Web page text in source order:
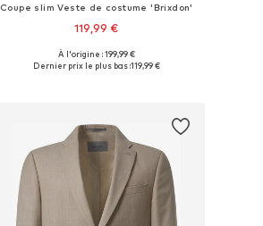
Coupe slim Veste de costume 'Brixdon'
119,99 €
Tailles disponibles: 44, 48, 54, 94, 102
À l'origine : 199,99 €
Dernier prix le plus bas :119,99 €